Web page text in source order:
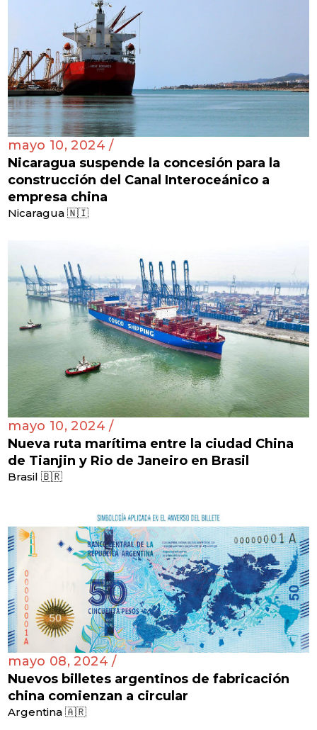
mayo 10, 2024 /
Nicaragua suspende la concesión para la
construcción del Canal Interoceánico a
empresa china
Nicaragua 🇳🇮
mayo 10, 2024 /
Nueva ruta marítima entre la ciudad China
de Tianjin y Rio de Janeiro en Brasil
Brasil 🇧🇷
mayo 08, 2024 /
Nuevos billetes argentinos de fabricación
china comienzan a circular
Argentina 🇦🇷